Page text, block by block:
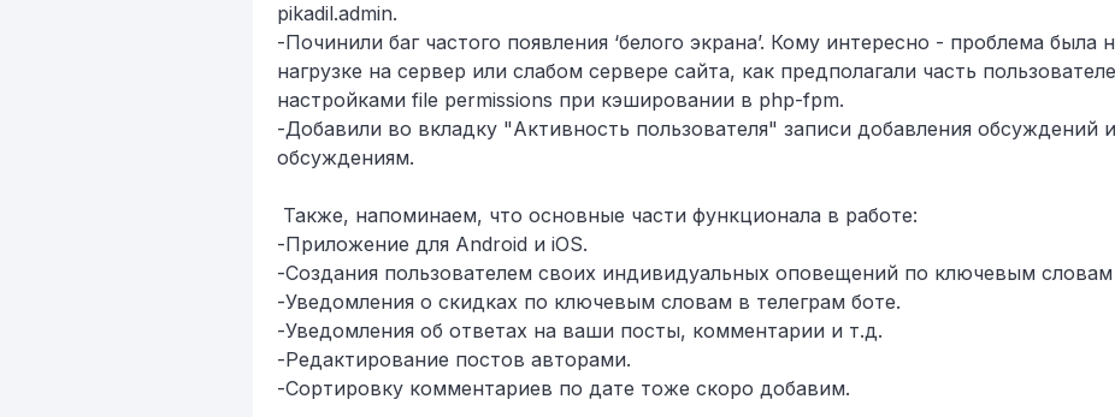
pikadil.admin.
​-Починили баг частого появления ‘белого экрана’. Кому интересно - проблема была
нагрузке на сервер или слабом сервере сайта, как предполагали часть
настройками file permissions при кэшировании в php-fpm.
​-Добавили во вкладку "Активность пользователя" записи добавления обсуждений
обсуждениям.
Также, напоминаем, что основные части функционала в работе:
​-Приложение для Android и iOS.
​-Создания пользователем своих индивидуальных оповещений по ключевым
​-Уведомления о скидках по ключевым словам в телеграм боте.
​-Уведомления об ответах на ваши посты, комментарии и т.д.
​-Редактирование постов авторами.
​-Сортировку комментариев по дате тоже скоро добавим.